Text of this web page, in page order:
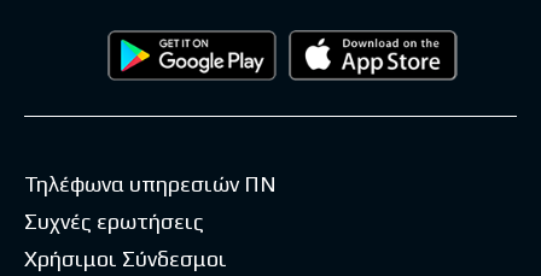
Τηλέφωνα υπηρεσιών ΠΝ
Συχνές ερωτήσεις
Χρήσιμοι Σύνδεσμοι